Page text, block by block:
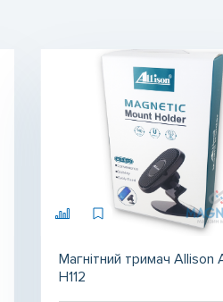
Магнітний тримач Allison
H112